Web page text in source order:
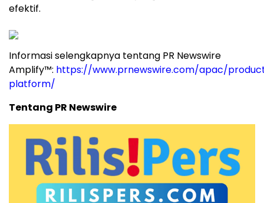
efektif.
Informasi selengkapnya tentang PR Newswire
Amplify™: https://www.prnewswire.com/apac/
platform/
Tentang PR Newswire